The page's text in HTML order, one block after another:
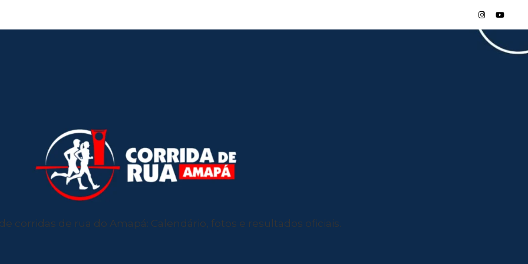
corridas de rua do Amapá: Calendário, fotos e resultados oficiais.